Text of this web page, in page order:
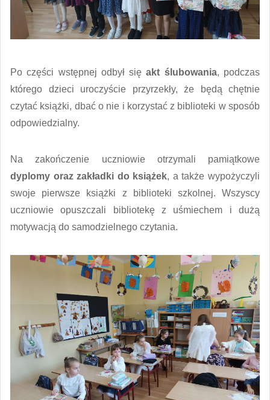
Po części wstępnej odbył sięakt ślubowania, podczas
którego dzieci uroczyście przyrzekły, że będą chętnie
czytać książki, dbać o nie i korzystać z biblioteki w sposób
odpowiedzialny.
Na zakończenie uczniowie otrzymali pamiątkowe
dyplomy oraz zakładki do książek, a także wypożyczyli
swoje pierwsze książki z biblioteki szkolnej. Wszyscy
uczniowie opuszczali bibliotekę z uśmiechem i dużą
motywacją do samodzielnego czytania.